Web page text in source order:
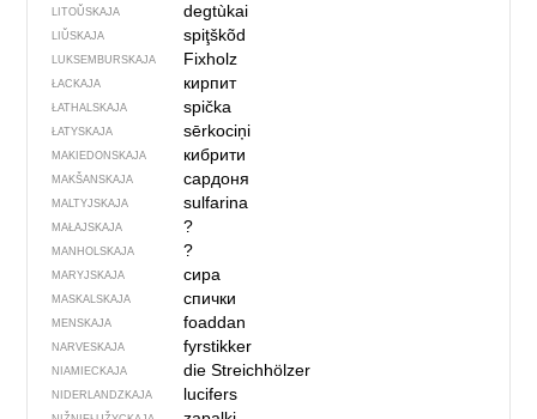
LITOŬSKAJA degtùkai
LIŬSKAJA spiţškõd
LUKSEMBURSKAJA Fixholz
ŁACKAJA кирпит
ŁATHALSKAJA spička
ŁATYSKAJA sērkociņi
MAKIEDONSKAJA кибрити
MAKŠANSKAJA сардоня
MALTYJSKAJA sulfarina
MAŁAJSKAJA ?
MANHOLSKAJA ?
MARYJSKAJA сира
MASKALSKAJA спички
MENSKAJA foaddan
NARVESKAJA fyrstikker
NIAMIECKAJA die Streichhölzer
NIDERLANDZKAJA lucifers